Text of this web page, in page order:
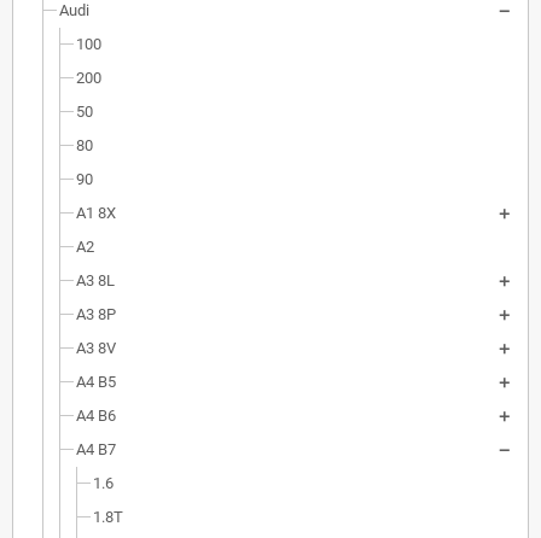
Audi
100
200
50
80
90
A1 8X
A2
A3 8L
A3 8P
A3 8V
A4 B5
A4 B6
A4 B7
1.6
1.8T